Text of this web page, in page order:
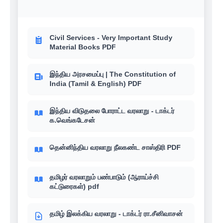
Civil Services - Very Important Study
Material Books PDF
இந்திய அரசமைப்பு | The Constitution of
India (Tamil & English) PDF
இந்திய விடுதலை போராட்ட வரலாறு - டாக்டர்
க.வெங்கடேசன்
தென்னிந்திய வரலாறு நீலகண்ட சாஸ்திரி PDF
தமிழர் வரலாறும் பண்பாடும் (ஆராய்ச்சி
கட்டுரைகள்) pdf
தமிழ் இலக்கிய வரலாறு - டாக்டர் ரா.சீனிவாசன்